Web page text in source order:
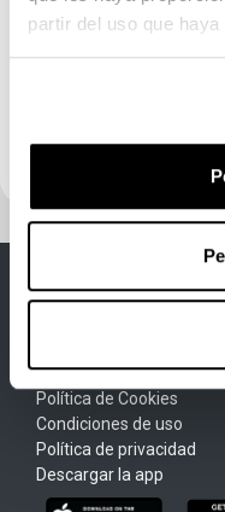
partir del uso que
2015
2013
Aviso Legal
Política de Cookies
Condiciones de uso
Política de privacidad
Descargar la app